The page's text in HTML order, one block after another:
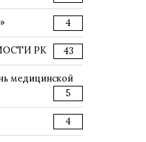
4
РК 43
медицинской
5
4